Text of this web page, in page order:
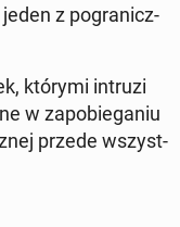
jeden z po­gra­nicz­
którymi intruzi
w za­po­bie­ga­niu
przede wszyst­